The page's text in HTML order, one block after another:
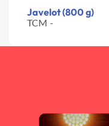
Javelot (800 g)
TCM -